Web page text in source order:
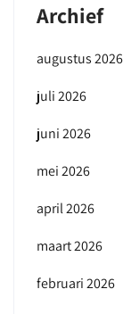
Archief
augustus 2026
juli 2026
juni 2026
mei 2026
april 2026
maart 2026
februari 2026